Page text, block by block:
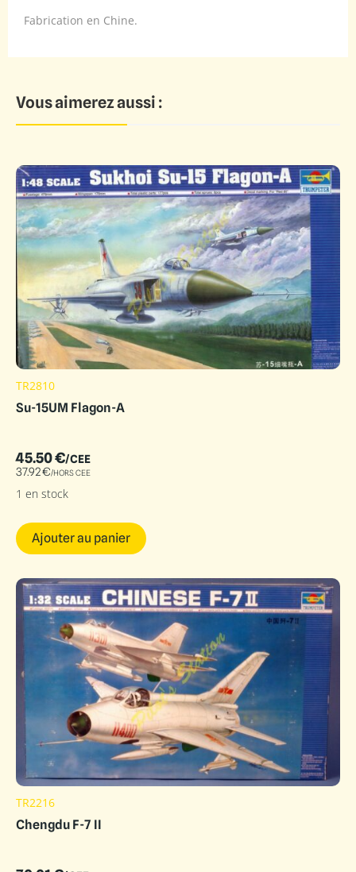
Fabrication en Chine.
Vous aimerez aussi :
TR2810
Su-15UM Flagon-A
45.50€/CEE
37.92€/HORS CEE
1 en stock
Ajouter au panier
TR2216
Chengdu F-7 II